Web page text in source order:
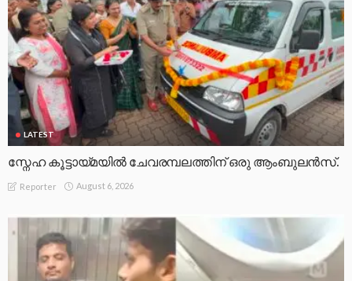
LATEST
സ്നേഹ കൂട്ടായ്മയിൽ ചേവരമ്പലത്തിന് ഒരു ആംബുലൻസ്.
Reporter August 6, 2026